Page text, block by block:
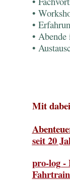
•
•
•
•
Mit
seit 20
pro-log -